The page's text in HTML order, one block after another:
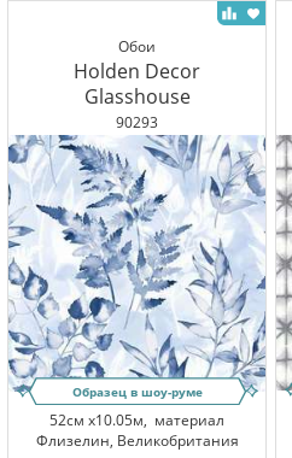
Обои
Holden Decor
Glasshouse
90293
Образец в шоу-руме
52см x10.05м, материал
Флизелин, Великобритания